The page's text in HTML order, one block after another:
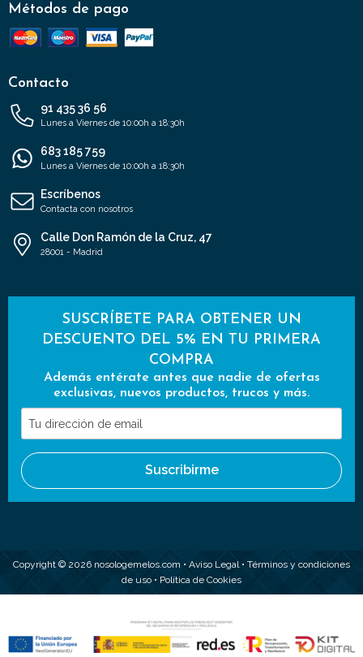
Métodos de pago
Contacto
91 435 36 56
Lunes a Viernes de 10:00h a 18:30h
683 185 759
Lunes a Viernes de 10:00h a 18:30h
Escríbenos
Contacta con nosotros
Calle Don Ramón de la Cruz, 47
28001 - Madrid
SUSCRÍBETE PARA OBTENER UN
DESCUENTO DEL 5% EN TU PRIMERA
COMPRA
Además entérate antes que nadie de ofertas
exclusivas, nuevos productos, trucos y más.
Tu
dirección
de
email
Suscribirme
Copyright © 2026 nosologemelos.com • Aviso Legal• Términos y condiciones
de uso • Política de Cookies